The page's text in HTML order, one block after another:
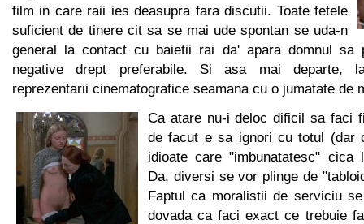
film in care raii ies deasupra fara discutii. Toate fetele
suficient de tinere cit sa se mai ude spontan se uda-n
general la contact cu baietii rai da' apara domnul sa
negative drept preferabile. Si asa mai departe,
reprezentarii cinematografice seamana cu o jumatate de
Ca atare nu-i deloc dificil sa faci
de facut e sa ignori cu totul (dar
idioate care "imbunatatesc" cica
Da, diversi se vor plinge de
Faptul ca moralistii de serviciu
dovada ca faci exact ce trebuie